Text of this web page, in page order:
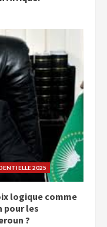
2025
logique comme
pour les
?